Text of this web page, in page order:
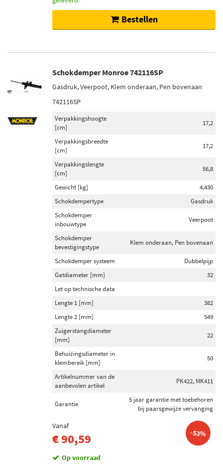
Bestellen
Schokdemper Monroe 742116SP
Gasdruk, Veerpoot, Klem onderaan, Pen bovenaan
742116SP
Verpakkingshoogte
[cm]
17,2
Verpakkingsbreedte
[cm]
17,2
Verpakkingslengte
[cm]
56,8
Gewicht [kg]
4,430
Schokdempertype
Gasdruk
Schokdemper
inbouwtype
Veerpoot
Schokdemper
bevestigingstype
Klem onderaan, Pen bovenaan
Schokdemper systeem
Dubbelpijp
Gatdiameter [mm]
32
Let op technische data
Lengte 1 [mm]
382
Lengte 2 [mm]
549
Zuigerstangdiameter
[mm]
22
Behuizingsdiameter in
klembereik [mm]
50
Artikelnummer van de
aanbevolen artikel
PK422, MK411
Garantie
5 jaar garantie met toebehoren
bij paarsgewijze vervanging
Vanaf
€ 90,59 -53%
Op voorraad